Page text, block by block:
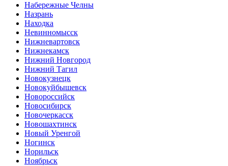
Набережные Челны
Назрань
Находка
Невинномысск
Нижневартовск
Нижнекамск
Нижний Новгород
Нижний Тагил
Новокузнецк
Новокуйбышевск
Новороссийск
Новосибирск
Новочеркасск
Новошахтинск
Новый Уренгой
Ногинск
Норильск
Ноябрьск